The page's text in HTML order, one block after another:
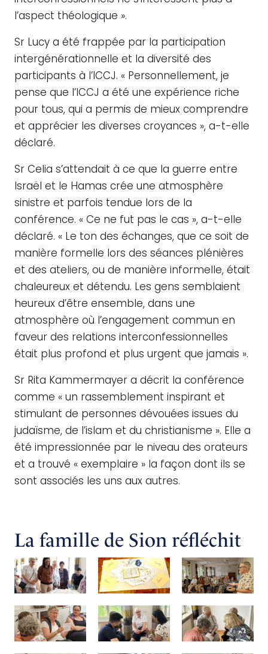
l’aspect théologique ».
Sr Lucy a été frappée par la participation
intergénérationnelle et la diversité des
participants à l’ICCJ. « Personnellement, je
pense que l’ICCJ a été une expérience riche
pour tous, qui a permis de mieux comprendre
et apprécier les diverses croyances », a-t-elle
déclaré.
Sr Celia s’attendait à ce que la guerre entre
Israël et le Hamas crée une atmosphère
sinistre et parfois tendue lors de la
conférence. « Ce ne fut pas le cas », a-t-elle
déclaré. « Le ton des échanges, que ce soit de
manière formelle lors des séances plénières
et des ateliers, ou de manière informelle, était
chaleureux et détendu. Les gens semblaient
heureux d’être ensemble, dans une
atmosphère où l’engagement commun en
faveur des relations interconfessionnelles
était plus profond et plus urgent que jamais ».
Sr Rita Kammermayer a décrit la conférence
comme « un rassemblement inspirant et
stimulant de personnes dévouées issues du
judaïsme, de l’islam et du christianisme ». Elle a
été impressionnée par le niveau des orateurs
et a trouvé « exemplaire » la façon dont ils se
sont associés les uns aux autres.
La famille de Sion réfléchit